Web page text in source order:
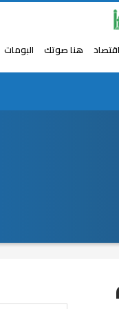
اقتصاد هنا صوتك البومات